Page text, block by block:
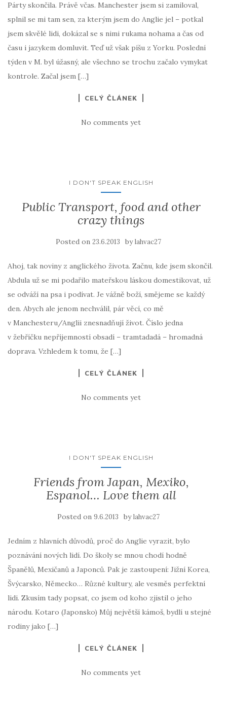
Párty skončila. Právě včas. Manchester jsem si zamiloval,
splnil se mi tam sen, za kterým jsem do Anglie jel – potkal
jsem skvělé lidi, dokázal se s nimi rukama nohama a čas od
času i jazykem domluvit. Teď už však píšu z Yorku. Poslední
týden v M. byl úžasný, ale všechno se trochu začalo vymykat
kontrole. Začal jsem […]
CELÝ ČLÁNEK
No comments yet
I DON'T SPEAK ENGLISH
Public Transport, food and other
crazy things
Posted on 23.6.2013 bylahvac27
Ahoj, tak noviny z anglického života. Začnu, kde jsem skončil.
Abdula už se mi podařilo mateřskou láskou domestikovat, už
se odváží na psa i podívat. Je vážně boží, smějeme se každý
den. Abych ale jenom nechválil, pár věcí, co mě
v Manchesteru/Anglii znesnadňují život. Číslo jedna
v žebříčku nepříjemností obsadí – tramtadadá – hromadná
doprava. Vzhledem k tomu, že […]
CELÝ ČLÁNEK
No comments yet
I DON'T SPEAK ENGLISH
Friends from Japan, Mexiko,
Espanol… Love them all
Posted on 9.6.2013 bylahvac27
Jedním z hlavních důvodů, proč do Anglie vyrazit, bylo
poznávání nových lidí. Do školy se mnou chodí hodně
Španělů, Mexičanů a Japonců. Pak je zastoupení: Jižní Korea,
Švýcarsko, Německo… Různé kultury, ale vesměs perfektní
lidi. Zkusím tady popsat, co jsem od koho zjistil o jeho
národu. Kotaro (Japonsko) Můj největší kámoš, bydlí u stejné
rodiny jako […]
CELÝ ČLÁNEK
No comments yet